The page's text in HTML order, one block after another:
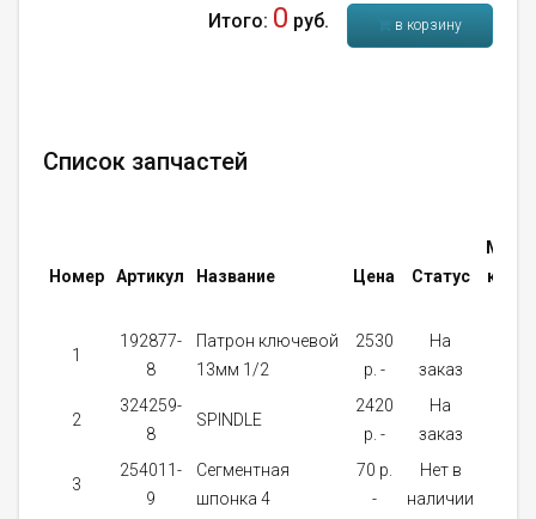
в корзину
Итого: 0 руб.
Список запчастей
Номер Артикул Название Цена Статус
Мин.
кол-
1
192877-
8
Патрон ключевой
13мм 1/2
2530
p. -
На
заказ
2
324259-
8
SPINDLE
2420
p. -
На
заказ
3
254011-
9
Сегментная
шпонка 4
70 p.
-
Нет в
наличии